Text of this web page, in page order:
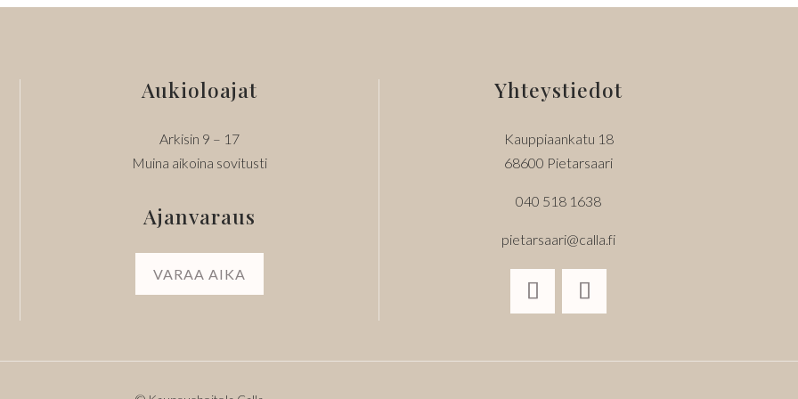
Aukioloajat
Arkisin 9 – 17
Muina aikoina sovitusti
Ajanvaraus
VARAA AIKA
Yhteystiedot
Kauppiaankatu 18
68600 Pietarsaari
040 518 1638
pietarsaari@calla.fi